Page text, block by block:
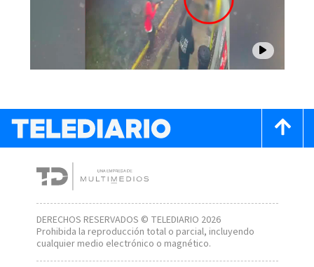
DERECHOS RESERVADOS © TELEDIARIO 2026
Prohibida la reproducción total o parcial, incluyendo
cualquier medio electrónico o magnético.